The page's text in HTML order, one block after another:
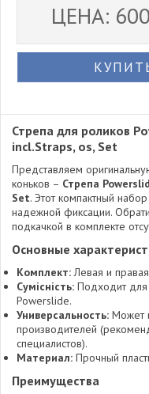
ЦЕНА:
Стрепа для роликов
incl.Straps, os, Set
Представляем
коньков – Стрепа
Set. Этот компактный
надежной фиксации.
подкачкой в комплекте
Основные
Комплект:Левая и
Сумісність: Подходит для
Powerslide.
Универсальность: Может
производителей
специалистов).
Материал: Прочный
Преимущества